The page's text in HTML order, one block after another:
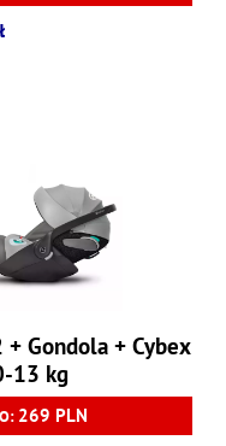
+ Gondola + Cybex
13 kg
269 PLN